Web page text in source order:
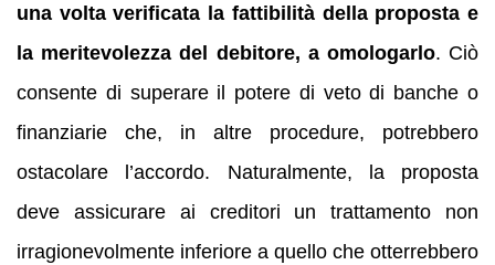
una volta verificata la fattibilità della proposta e
la meritevolezza del debitore, a omologarlo. Ciò
consente di superare il potere di veto di banche o
finanziarie che, in altre procedure, potrebbero
ostacolare l’accordo. Naturalmente, la proposta
deve assicurare ai creditori un trattamento non
irragionevolmente inferiore a quello che otterrebbero